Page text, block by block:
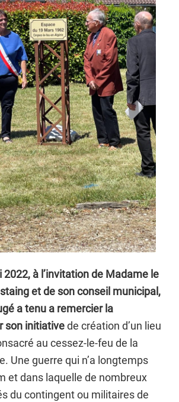
à l’invitation de Madame le
et de son conseil municipal,
a tenu a remercier la
son initiativede création d’un lieu
au cessez-le-feu de la
Une guerre qui n’a longtemps
et dans laquelle de nombreux
du contingent ou militaires de